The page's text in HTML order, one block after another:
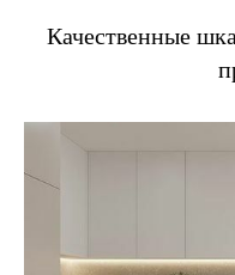
Качественные